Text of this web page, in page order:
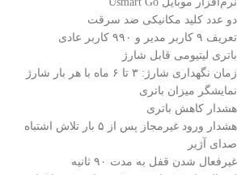
دو عدد کلید مکانیکی ضد سرقت
تعریف ۹ کاربر مدیر و ۹۹۰ کاربر عادی
باتری لیتیومی قابل شارژ
زمان نگهداری شارژ: ۳ تا ۶ ماه با هر بار شارژ
نمایشگر میزان باتری
هشدار کاهش باتری
هشدار ورود غیرمجاز پس از ۵ بار تلاش اشتباه
صدای آژیر
غیرفعال شدن قفل به مدت ۹۰ ثانیه